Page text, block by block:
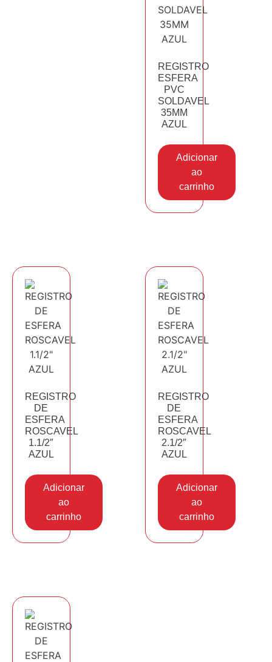
REGISTRO
ESFERA
PVC
SOLDAVEL
35MM
AZUL
Adicionar
ao
carrinho
REGISTRO
DE
ESFERA
ROSCAVEL
1.1/2″
AZUL
Adicionar
ao
carrinho
REGISTRO
DE
ESFERA
ROSCAVEL
2.1/2″
AZUL
Adicionar
ao
carrinho